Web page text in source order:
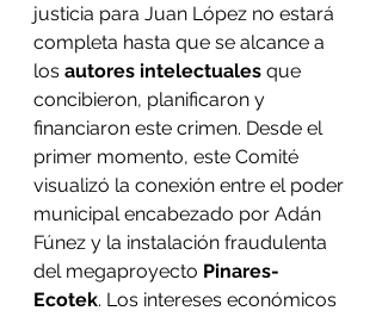
justicia para Juan López no estará
completa hasta que se alcance a
los autores intelectuales que
concibieron, planificaron y
financiaron este crimen. Desde el
primer momento, este Comité
visualizó la conexión entre el poder
municipal encabezado por Adán
Fúnez y la instalación fraudulenta
del megaproyecto Pinares-
Ecotek. Los intereses económicos